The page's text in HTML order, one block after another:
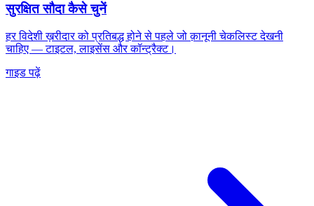
सुरक्षित सौदा कैसे चुनें
हर विदेशी ख़रीदार को प्रतिबद्ध होने से पहले जो क़ानूनी चेकलिस्ट देखनी
चाहिए — टाइटल, लाइसेंस और कॉन्ट्रैक्ट।
गाइड पढ़ें